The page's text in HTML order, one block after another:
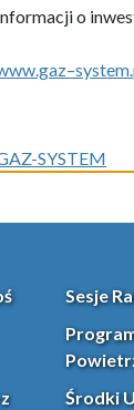
o
–
SYSTEM
Sesje
Środki